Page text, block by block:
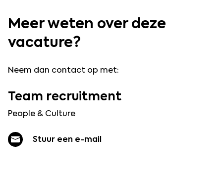
Meer weten over deze
vacature?
Neem dan contact op met:
Team recruitment
People & Culture
Stuur een e-mail